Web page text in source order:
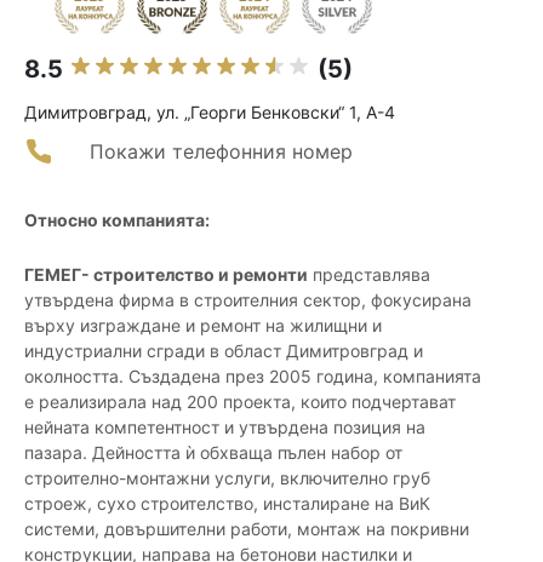
8.5 (5)
Димитровград, ул. „Георги Бенковски“ 1, А-4
Покажи телефонния номер
Относно компанията:
ГЕМЕГ- строителство и ремонти представлява
утвърдена фирма в строителния сектор, фокусирана
върху изграждане и ремонт на жилищни и
индустриални сгради в област Димитровград и
околността. Създадена през 2005 година, компанията
е реализирала над 200 проекта, които подчертават
нейната компетентност и утвърдена позиция на
пазара. Дейността ѝ обхваща пълен набор от
строително-монтажни услуги, включително груб
строеж, сухо строителство, инсталиране на ВиК
системи, довършителни работи, монтаж на покривни
конструкции, направа на бетонови настилки и